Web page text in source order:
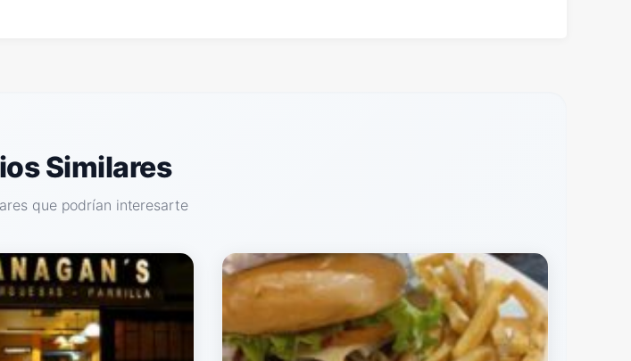
Similares
que podrían interesarte